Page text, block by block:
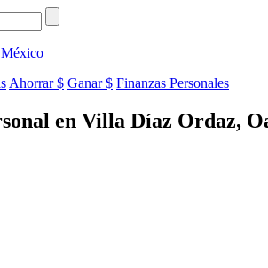
México
Ahorrar $ Ganar $ Finanzas Personales
en Villa Díaz Ordaz,